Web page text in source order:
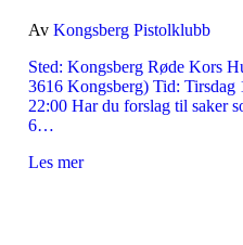
Av Kongsberg Pistolklubb
Sted: Kongsberg Røde Kors
3616 Kongsberg) Tid:
22:00 Har du forslag til saker
6…
Les mer